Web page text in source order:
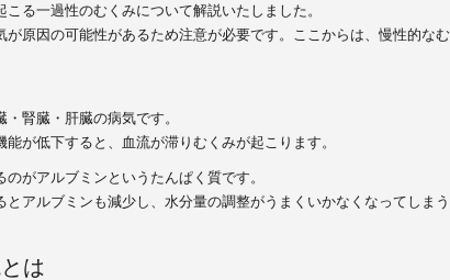
る一過性のむくみについて解説いたしました。
原因の可能性があるため注意が必要です。ここからは、慢性的なむ
・腎臓・肝臓の病気です。
が低下すると、血流が滞りむくみが起こります。
がアルブミンというたんぱく質です。
アルブミンも減少し、水分量の調整がうまくいかなくなってしまう
は